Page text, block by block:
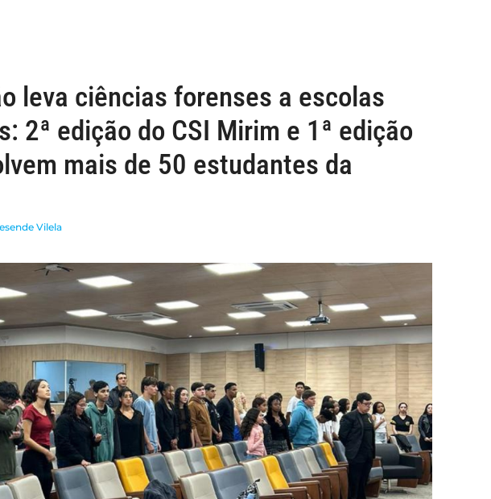
leva ciências forenses a escolas
2ª edição do CSI Mirim e 1ª edição
mais de 50 estudantes da
Vilela